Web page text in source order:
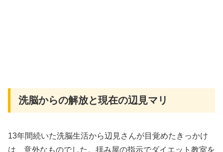
洗脳からの解放と現在の辺見マリ
13年間続いた洗脳生活から辺見さんが目覚めたきっかけ
は、意外なものでした。拝み屋の指示でダイエット教室を